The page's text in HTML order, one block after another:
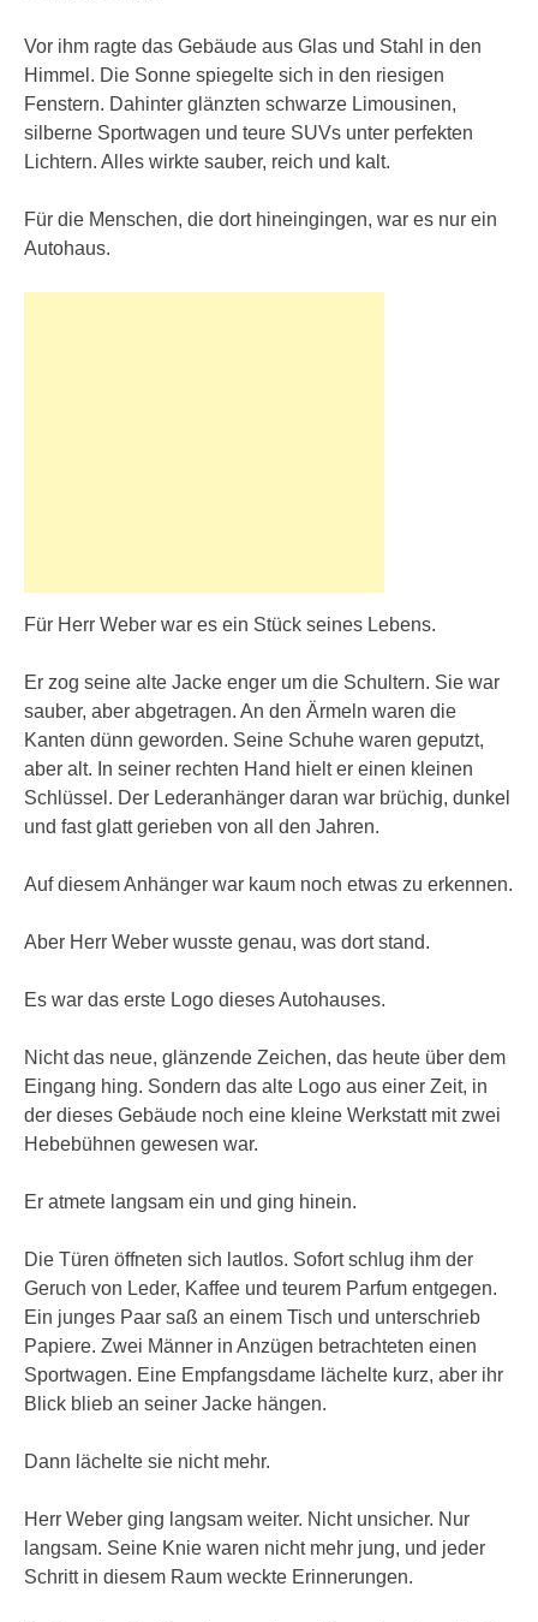
Vor ihm ragte das Gebäude aus Glas und Stahl in den
Himmel. Die Sonne spiegelte sich in den riesigen
Fenstern. Dahinter glänzten schwarze Limousinen,
silberne Sportwagen und teure SUVs unter perfekten
Lichtern. Alles wirkte sauber, reich und kalt.
Für die Menschen, die dort hineingingen, war es nur ein
Autohaus.
Für Herr Weber war es ein Stück seines Lebens.
Er zog seine alte Jacke enger um die Schultern. Sie war
sauber, aber abgetragen. An den Ärmeln waren die
Kanten dünn geworden. Seine Schuhe waren geputzt,
aber alt. In seiner rechten Hand hielt er einen kleinen
Schlüssel. Der Lederanhänger daran war brüchig, dunkel
und fast glatt gerieben von all den Jahren.
Auf diesem Anhänger war kaum noch etwas zu erkennen.
Aber Herr Weber wusste genau, was dort stand.
Es war das erste Logo dieses Autohauses.
Nicht das neue, glänzende Zeichen, das heute über dem
Eingang hing. Sondern das alte Logo aus einer Zeit, in
der dieses Gebäude noch eine kleine Werkstatt mit zwei
Hebebühnen gewesen war.
Er atmete langsam ein und ging hinein.
Die Türen öffneten sich lautlos. Sofort schlug ihm der
Geruch von Leder, Kaffee und teurem Parfum entgegen.
Ein junges Paar saß an einem Tisch und unterschrieb
Papiere. Zwei Männer in Anzügen betrachteten einen
Sportwagen. Eine Empfangsdame lächelte kurz, aber ihr
Blick blieb an seiner Jacke hängen.
Dann lächelte sie nicht mehr.
Herr Weber ging langsam weiter. Nicht unsicher. Nur
langsam. Seine Knie waren nicht mehr jung, und jeder
Schritt in diesem Raum weckte Erinnerungen.